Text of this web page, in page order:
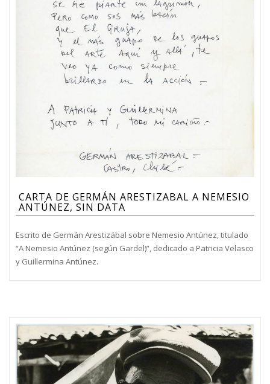
CARTA DE GERMÁN ARESTIZABAL A NEMESIO
ANTÚNEZ, SIN DATA
Escrito de Germán Arestizábal sobre Nemesio Antúnez, titulado
“A Nemesio Antúnez (según Gardel)”, dedicado a Patricia Velasco
y Guillermina Antúnez.